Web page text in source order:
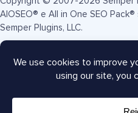
AIOSEO® e All in One SEO
Semper Plugins, LLC.
Termini di Servizio Informativa
Mappa del sito
Coupon